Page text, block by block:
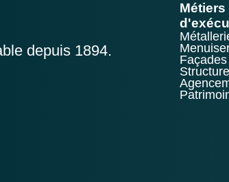
depuis 1894.